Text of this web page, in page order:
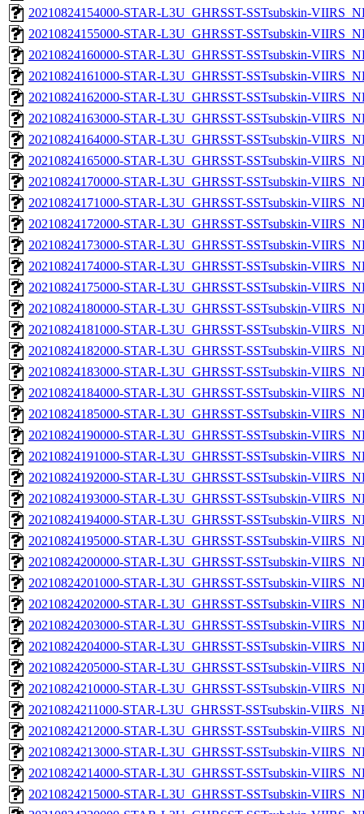
20210824154000-STAR-L3U_GHRSST-SSTsubskin-
20210824155000-STAR-L3U_GHRSST-SSTsubskin-
20210824160000-STAR-L3U_GHRSST-SSTsubskin-
20210824161000-STAR-L3U_GHRSST-SSTsubskin-
20210824162000-STAR-L3U_GHRSST-SSTsubskin-
20210824163000-STAR-L3U_GHRSST-SSTsubskin-
20210824164000-STAR-L3U_GHRSST-SSTsubskin-
20210824165000-STAR-L3U_GHRSST-SSTsubskin-
20210824170000-STAR-L3U_GHRSST-SSTsubskin-
20210824171000-STAR-L3U_GHRSST-SSTsubskin-
20210824172000-STAR-L3U_GHRSST-SSTsubskin-
20210824173000-STAR-L3U_GHRSST-SSTsubskin-
20210824174000-STAR-L3U_GHRSST-SSTsubskin-
20210824175000-STAR-L3U_GHRSST-SSTsubskin-
20210824180000-STAR-L3U_GHRSST-SSTsubskin-
20210824181000-STAR-L3U_GHRSST-SSTsubskin-
20210824182000-STAR-L3U_GHRSST-SSTsubskin-
20210824183000-STAR-L3U_GHRSST-SSTsubskin-
20210824184000-STAR-L3U_GHRSST-SSTsubskin-
20210824185000-STAR-L3U_GHRSST-SSTsubskin-
20210824190000-STAR-L3U_GHRSST-SSTsubskin-
20210824191000-STAR-L3U_GHRSST-SSTsubskin-
20210824192000-STAR-L3U_GHRSST-SSTsubskin-
20210824193000-STAR-L3U_GHRSST-SSTsubskin-
20210824194000-STAR-L3U_GHRSST-SSTsubskin-
20210824195000-STAR-L3U_GHRSST-SSTsubskin-
20210824200000-STAR-L3U_GHRSST-SSTsubskin-
20210824201000-STAR-L3U_GHRSST-SSTsubskin-
20210824202000-STAR-L3U_GHRSST-SSTsubskin-
20210824203000-STAR-L3U_GHRSST-SSTsubskin-
20210824204000-STAR-L3U_GHRSST-SSTsubskin-
20210824205000-STAR-L3U_GHRSST-SSTsubskin-
20210824210000-STAR-L3U_GHRSST-SSTsubskin-
20210824211000-STAR-L3U_GHRSST-SSTsubskin-
20210824212000-STAR-L3U_GHRSST-SSTsubskin-
20210824213000-STAR-L3U_GHRSST-SSTsubskin-
20210824214000-STAR-L3U_GHRSST-SSTsubskin-
20210824215000-STAR-L3U_GHRSST-SSTsubskin-